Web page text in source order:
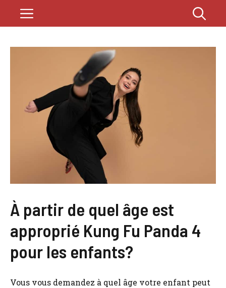
contenido
Menú
À partir de quel âge est
approprié Kung Fu Panda 4
pour les enfants?
Vous vous demandez à quel âge votre enfant peut